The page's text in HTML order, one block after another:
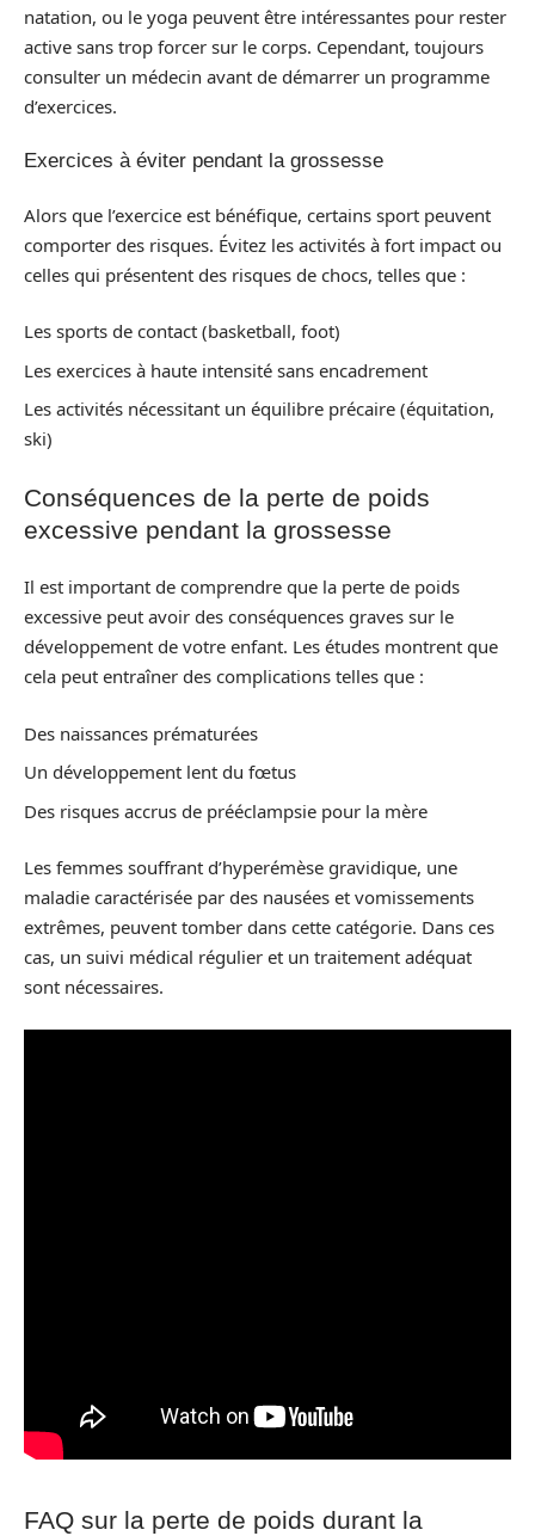
natation, ou le yoga peuvent être intéressantes pour rester
active sans trop forcer sur le corps. Cependant, toujours
consulter un médecin avant de démarrer un programme
d’exercices.
Exercices à éviter pendant la grossesse
Alors que l’exercice est bénéfique, certains sport peuvent
comporter des risques. Évitez les activités à fort impact ou
celles qui présentent des risques de chocs, telles que :
Les sports de contact (basketball, foot)
Les exercices à haute intensité sans encadrement
Les activités nécessitant un équilibre précaire (équitation,
ski)
Conséquences de la perte de poids
excessive pendant la grossesse
Il est important de comprendre que la perte de poids
excessive peut avoir des conséquences graves sur le
développement de votre enfant. Les études montrent que
cela peut entraîner des complications telles que :
Des naissances prématurées
Un développement lent du fœtus
Des risques accrus de prééclampsie pour la mère
Les femmes souffrant d’hyperémèse gravidique, une
maladie caractérisée par des nausées et vomissements
extrêmes, peuvent tomber dans cette catégorie. Dans ces
cas, un suivi médical régulier et un traitement adéquat
sont nécessaires.
FAQ sur la perte de poids durant la